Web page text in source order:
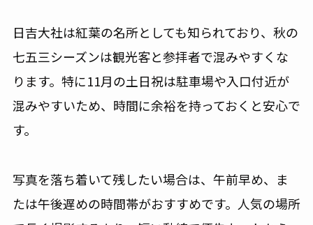
日吉大社は紅葉の名所としても知られており、秋の
七五三シーズンは観光客と参拝者で混みやすくな
ります。特に11月の土日祝は駐車場や入口付近が
混みやすいため、時間に余裕を持っておくと安心で
す。
写真を落ち着いて残したい場合は、午前早め、ま
たは午後遅めの時間帯がおすすめです。人気の場所